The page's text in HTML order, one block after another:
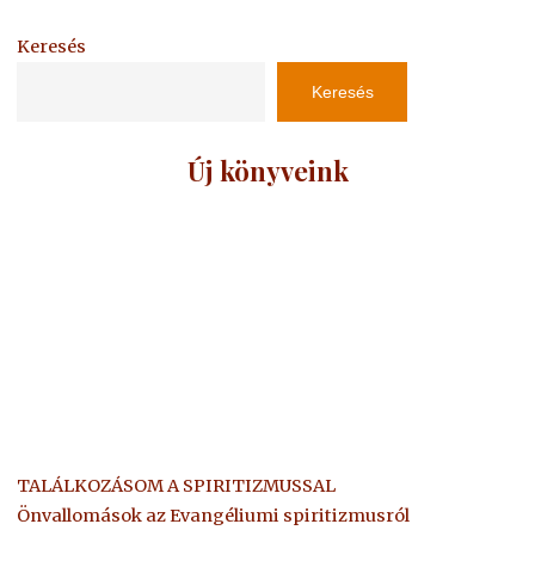
Keresés
Keresés
Új könyveink
TALÁLKOZÁSOM A SPIRITIZMUSSAL
Önvallomások az Evangéliumi spiritizmusról